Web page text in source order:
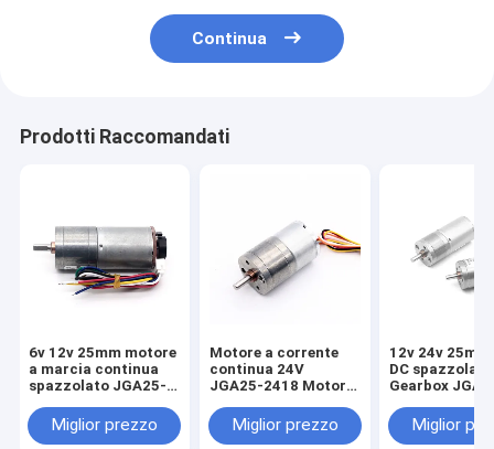
Continua
Prodotti Raccomandati
6v 12v 25mm motore
a marcia continua
spazzolato JGA25-
marcia continua
spazzolato a 25mm
Miglior prezzo
Motore a corrente
continua 24V
JGA25-2418 Motore
a spazzola elettrica
da 25 mm
Miglior prezzo
12v 24v
DC
Gearbox
Miglior